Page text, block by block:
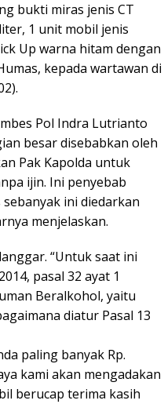
bukti miras jenis CT
1 unit mobil jenis
Up warna hitam dengan
kepada wartawan di
Pol Indra Lutrianto
besar disebabkan oleh
Pak Kapolda untuk
ijin. Ini penyebab
ini diedarkan
menjelaskan.
“Untuk saat ini
pasal 32 ayat 1
Beralkohol, yaitu
diatur Pasal 13
paling banyak Rp.
kami akan mengadakan
berucap terima kasih